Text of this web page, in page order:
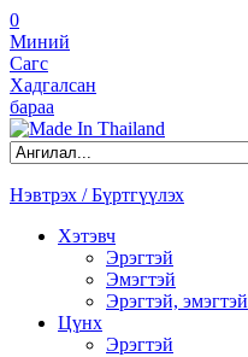
0
Миний
Сагс
Хадгалсан
бараа
Нэвтрэх / Бүртгүүлэх
Хэтэвч
Эрэгтэй
Эмэгтэй
Эрэгтэй, эмэгтэй
Цүнх
Эрэгтэй